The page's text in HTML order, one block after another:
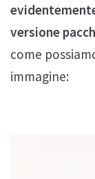
versione
come
immagine: